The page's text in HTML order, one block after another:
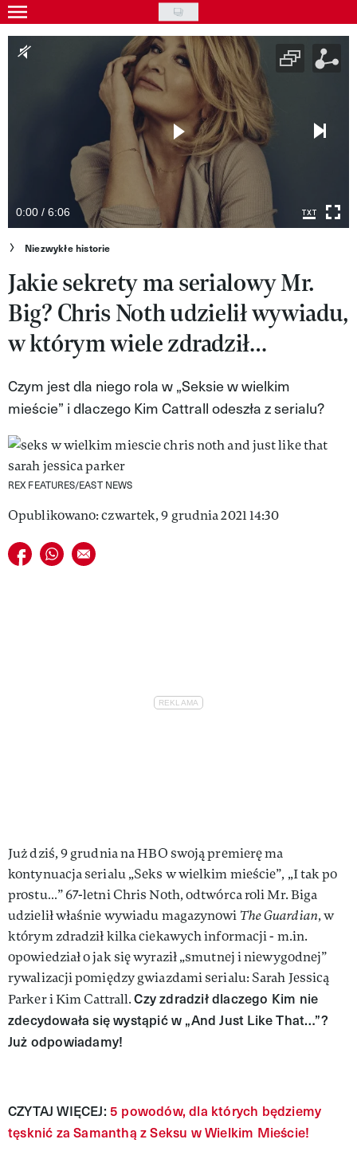
Skip
to
main
Gwiazdy
Kultura
Wideo
Nasze akcje
VIVA!ART
VIVA!MODA
VIVA!MAN
VIVA!PEOPLE POWER
VIVA!ITAKA
MAGAZYN VIVA!
0:00 / 6:06
Niezwykłe historie
Jakie sekrety ma serialowy Mr.
Big? Chris Noth udzielił wywiadu,
w którym wiele zdradził…
Czym jest dla niego rola w „Seksie w wielkim
mieście” i dlaczego Kim Cattrall odeszła z serialu?
REX FEATURES/EAST NEWS
Opublikowano: czwartek, 9 grudnia 2021 14:30
Udostępnij na facebook
Udostępnij na whatsapp
E-mail do przyjaciela
Już dziś, 9 grudnia na HBO swoją premierę ma
kontynuacja serialu „Seks w wielkim mieście”, „I tak po
prostu…” 67-letni Chris Noth, odtwórca roli Mr. Biga
udzielił właśnie wywiadu magazynowi The Guardian, w
którym zdradził kilka ciekawych informacji - m.in.
opowiedział o jak się wyraził „smutnej i niewygodnej”
rywalizacji pomiędzy gwiazdami serialu: Sarah Jessicą
Parker i Kim Cattrall.Czy zdradził dlaczego Kim nie
zdecydowała się wystąpić w „And Just Like That…”?
Już odpowiadamy!
CZYTAJ WIĘCEJ: 5 powodów, dla których będziemy
tęsknić za Samanthą z Seksu w Wielkim Mieście!